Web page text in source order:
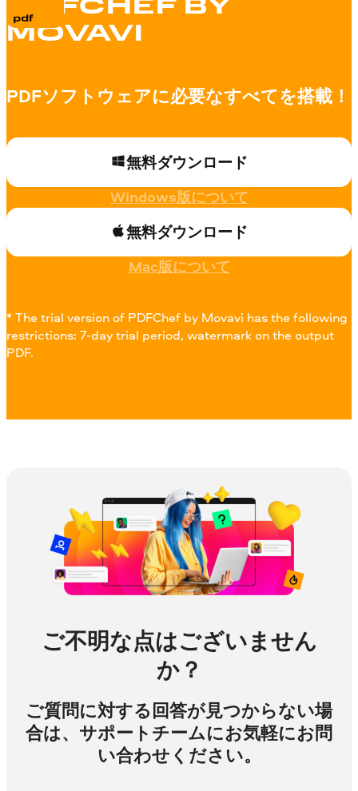
PDFCHEF BY
MOVAVI
PDFソフトウェアに必要なすべてを搭載！
無料ダウンロード
Windows版について
無料ダウンロード
Mac版について
* The trial version of PDFChef by Movavi has the following
restrictions: 7-day trial period, watermark on the output
PDF.
ご不明な点はございません
か？
ご質問に対する回答が見つからない場
合は、サポートチームにお気軽にお問
い合わせください。